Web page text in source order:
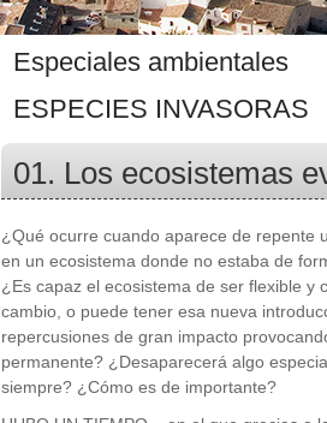
Especiales ambientales
ESPECIES INVASORAS
01. Los ecosistemas
¿Qué ocurre cuando aparece de repente
en un ecosistema donde no estaba de
¿Es capaz el ecosistema de ser flexible y
cambio, o puede tener esa nueva
repercusiones de gran impacto
permanente? ¿Desaparecerá algo
siempre? ¿Cómo es de importante?